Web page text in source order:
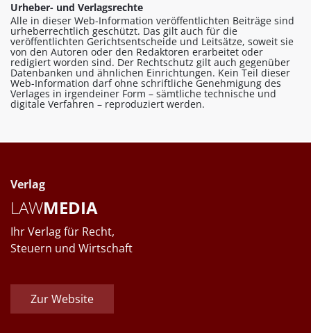
Urheber- und Verlagsrechte
Alle in dieser Web-Information veröffentlichten Beiträge sind
urheberrechtlich geschützt. Das gilt auch für die
veröffentlichten Gerichtsentscheide und Leitsätze, soweit sie
von den Autoren oder den Redaktoren erarbeitet oder
redigiert worden sind. Der Rechtschutz gilt auch gegenüber
Datenbanken und ähnlichen Einrichtungen. Kein Teil dieser
Web-Information darf ohne schriftliche Genehmigung des
Verlages in irgendeiner Form – sämtliche technische und
digitale Verfahren – reproduziert werden.
Verlag
LAWMEDIA
Ihr Verlag für Recht,
Steuern und Wirtschaft
Zur Website